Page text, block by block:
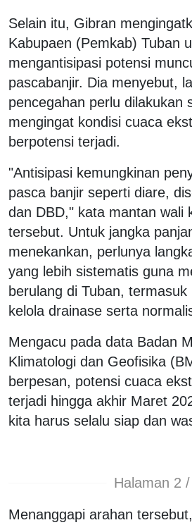
Selain itu, Gibran
Kabupaen (Pemkab) Tuban
mengantisipasi potensi
pascabanjir. Dia menyebut,
pencegahan perlu dilakukan
mengingat kondisi cuaca
berpotensi terjadi.
"Antisipasi kemungkinan
pasca banjir seperti diare,
dan DBD," kata mantan wali
tersebut. Untuk jangka
menekankan, perlunya
yang lebih sistematis guna
berulang di Tuban,
kelola drainase serta
Mengacu pada data Badan
Klimatologi dan Geofisika
berpesan, potensi cuaca
terjadi hingga akhir Maret
kita harus selalu siap dan
Halaman 2
Menanggapi arahan